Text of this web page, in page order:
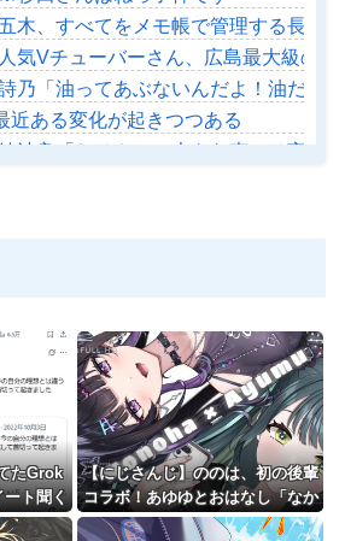
五木、すべてをメモ帳で管理する長
人気Vチューバーさん、広島最大級の
乃「油ってあぶないんだよ！油だけ
近ある変化が起きつつある
沙良「おはや！！大きな声では言え
たGrok
ート聞く
思ったら
【にじさんじ】ののは、初の後輩
コラボ！あゆゆとおはなし「なか
よくなれるかな？！」【8/7(金)2